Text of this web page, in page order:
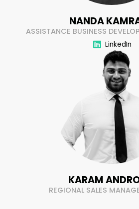
NANDA
ASSISTANCE BUSINESS
LinkedIn
KARAM
REGIONAL SALES